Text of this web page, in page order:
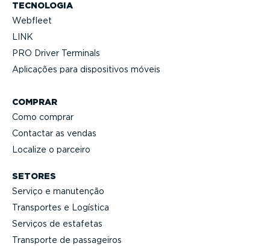
TECNOLOGIA
Webfleet
LINK
PRO Driver Terminals
Aplicações para dispo­si­tivos móveis
COMPRAR
Como comprar
Contactar as vendas
Localize o parceiro
SETORES
Serviço e manutenção
Transportes e Logística
Serviços de estafetas
Transporte de passageiros